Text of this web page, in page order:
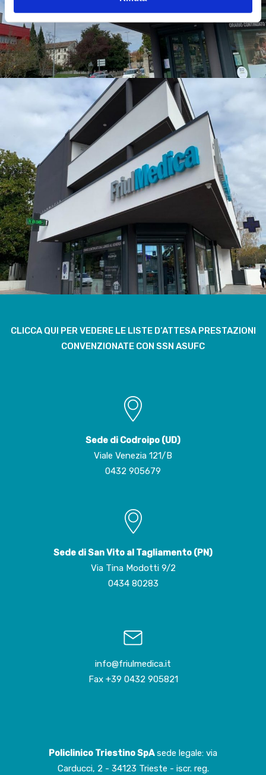
CLICCA QUI PER VEDERE LE LISTE D’ATTESA PRESTAZIONI
CONVENZIONATE CON SSN ASUFC
Sede di Codroipo (UD)
Viale Venezia 121/B
0432 905679
Sede di San Vito al Tagliamento (PN)
Via Tina Modotti 9/2
0434 80283
info@friulmedica.it
Fax +39 0432 905821
Policlinico Triestino SpAsede legale: via
Carducci, 2 - 34123 Trieste - iscr. reg.